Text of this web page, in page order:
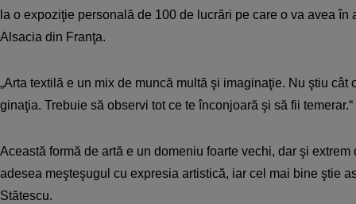
la o expoziţie personală de 100 de lucrări pe care o va avea în
Alsacia din Franţa.
„Arta textilă e un mix de muncă multă şi imaginaţie. Nu ştiu cât
ginaţia. Trebuie să observi tot ce te înconjoară şi să fii temerar.“
Această formă de artă e un domeniu foarte vechi, dar şi
adesea meşteşugul cu expresia artistică, iar cel mai bine ştie
Stătescu.